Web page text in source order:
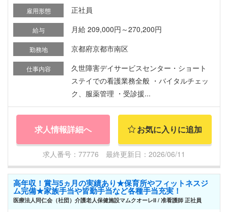
雇用形態 正社員
給与 月給 209,000円～270,200円
勤務地 京都府京都市南区
仕事内容
久世障害デイサービスセンター・ショート
ステイでの看護業務全般 ・バイタルチェッ
ク、服薬管理 ・受診援...
求人情報詳細へ お気に入りに追加
求人番号：77776 最終更新日：2026/06/11
高年収！賞与5ヵ月の実績あり★保育所やフィットネスジ
ム完備★家族手当や皆勤手当など各種手当充実！
医療法人同仁会（社団）介護老人保健施設マムクオーレII / 准看護師 正社員